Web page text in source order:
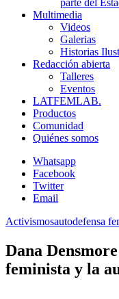
parte del
Multimedia
Videos
Galerias
Historias
Redacción abierta
Talleres
Eventos
LATFEMLAB.
Productos
Comunidad
Quiénes somos
Whatsapp
Facebook
Twitter
Email
Activismosautodefensa
Dana
feminista y la